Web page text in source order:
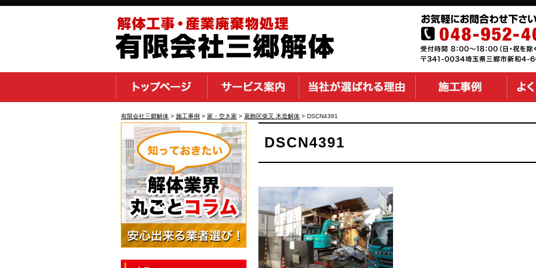
有限会社三郷解体 > 施工事例 > 家・空き家 > 葛飾区柴又 木造解体 > DSCN4391
DSCN4391